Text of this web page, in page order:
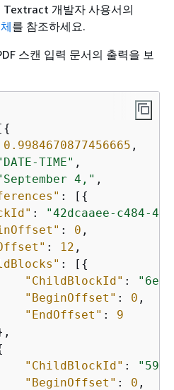
Textract 개발자 사용서의
를 참조하세요.
스캔 입력 문서의 출력을 보
{
0.9984670877456665 ,
TIME" ,
4," ,
: [ {
:
"42dcaaee-c484-
: 0 ,
: 12 ,
: [ {
"ChildBlockId" :
"BeginOffset" : 0 ,
"EndOffset" : 9
"ChildBlockId" :
"BeginOffset" : 0 ,